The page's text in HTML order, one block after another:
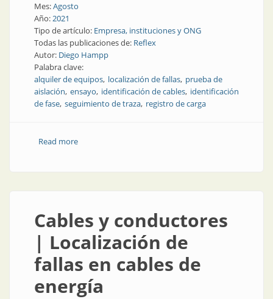
Mes:Agosto
Año:2021
Tipo de artículo: Empresa, instituciones y ONG
Todas las publicaciones de: Reflex
Autor: Diego Hampp
Palabra clave:
alquiler de equipos localización de fallas prueba de
aislación ensayo identificación de cables identificación
de fase seguimiento de traza registro de carga
Read moreabout Por qué es una buena opción alquilar equipos
Cables y conductores
| Localización de
fallas en cables de
energía